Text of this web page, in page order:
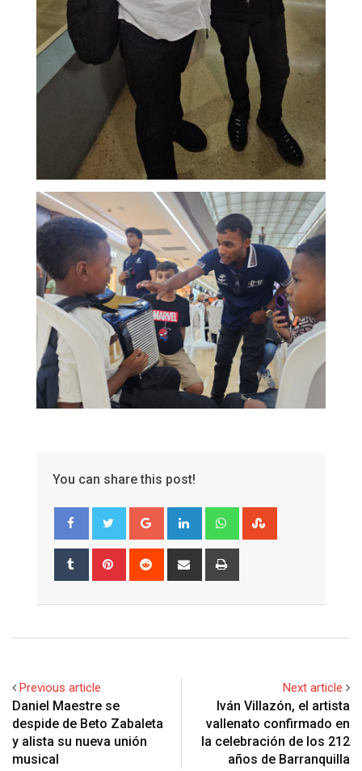
You can share this post!
Google+ LinkedIn Whatsapp
Tumblr Pinterest Reddit
Share
Previous article
Daniel Maestre se
despide de Beto Zabaleta
y alista su nueva unión
musical
Next article
Iván Villazón, el artista
vallenato confirmado en
la celebración de los 212
años de Barranquilla